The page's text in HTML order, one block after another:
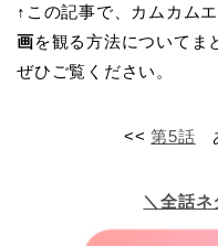
↑この記事で、カムカム
画を観る方法についてま
ぜひご覧ください。
<<第5話
＼全話ネ